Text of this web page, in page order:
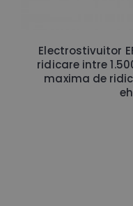
Electrostivuitor
ridicare intre
maxima de